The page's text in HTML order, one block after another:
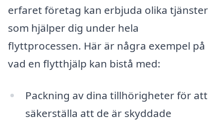
erfaret företag kan erbjuda olika tjänster
som hjälper dig under hela
flyttprocessen. Här är några exempel på
vad en flytthjälp kan bistå med:
Packning av dina tillhörigheter för att
säkerställa att de är skyddade